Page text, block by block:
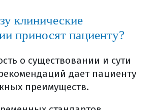
терапия
наблюдение при ртм
использованной литературы
клинические
приносят пациенту?
о существовании и сути
дает пациенту
преимуществ.